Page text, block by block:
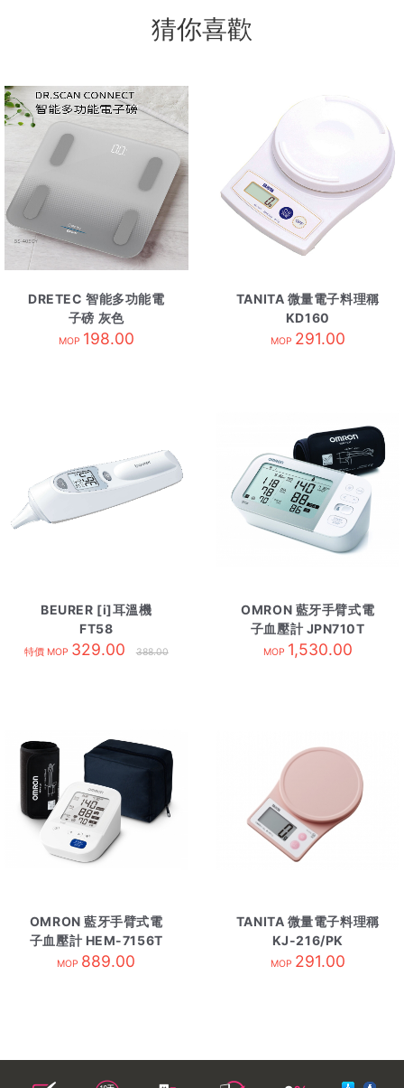
猜你喜歡
DRETEC 智能多功能電
子磅 灰色
MOP 198.00
TANITA 微量電子料理稱
KD160
MOP 291.00
BEURER [i]耳溫機
FT58
特價 MOP 329.00 388.00
OMRON 藍牙手臂式電
子血壓計 JPN710T
MOP 1,530.00
OMRON 藍牙手臂式電
子血壓計 HEM-7156T
藍牙
MOP 889.00
TANITA 微量電子料理稱
KJ-216/PK
MOP 291.00